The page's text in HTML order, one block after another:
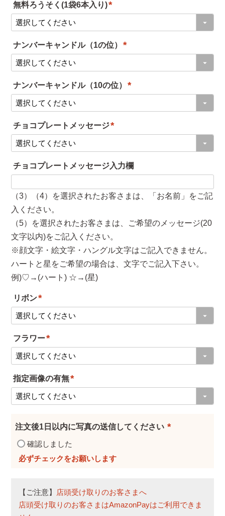
須
)
無料ろうそく(1袋6本入り)
必
須
ナンバーキャンドル（1の位）
必
須
ナンバーキャンドル（10の位）
必
チョコプレートメッセージ
必
須
チョコプレートメッセージ入力欄
（3）（4）を選択されたお客さまは、「お名前」をご記
入ください。
（5）を選択されたお客さまは、ご希望のメッセージ(20
文字以内)をご記入ください。
※顔文字・絵文字・ハングル文字はご記入できません。
ハートと星をご希望の場合は、文字でご記入下さい。
例)♡→(ハート) ☆→(星)
リボン
(
必
須
)
フラワー
(
必
須
)
指定画像の有無
必
須
注文後1日以内に写真の送信してください
確認しました
【ご注意】 店頭受け取りのお客さまへ
店頭受け取りのお客さまはAmazonPayはご利用できま